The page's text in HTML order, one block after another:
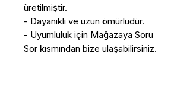
üretilmiştir.
- Dayanıklı ve uzun ömürlüdür.
- Uyumluluk için Mağazaya Soru
Sor kısmından bize ulaşabilirsiniz.